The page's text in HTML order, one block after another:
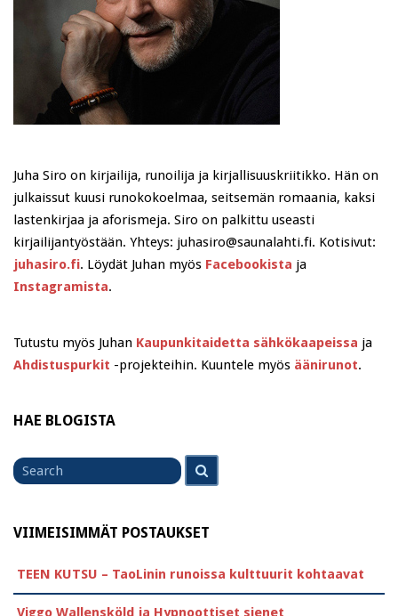
Juha Siro on kirjailija, runoilija ja kirjallisuuskriitikko. Hän on
julkaissut kuusi runokokoelmaa, seitsemän romaania, kaksi
lastenkirjaa ja aforismeja. Siro on palkittu useasti
kirjailijantyöstään. Yhteys: juhasiro@saunalahti.fi. Kotisivut:
juhasiro.fi. Löydät Juhan myös Facebookista ja
Instagramista.
Tutustu myös Juhan Kaupunkitaidetta sähkökaapeissa ja
Ahdistuspurkit -projekteihin. Kuuntele myös äänirunot.
HAE BLOGISTA
Search
for
VIIMEISIMMÄT POSTAUKSET
TEEN KUTSU – TaoLinin runoissa kulttuurit kohtaavat
Viggo Wallensköld ja Hypnoottiset sienet